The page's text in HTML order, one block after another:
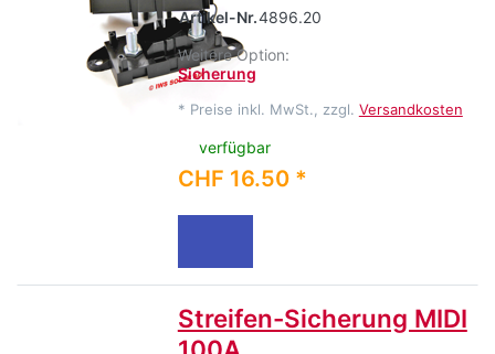
Artikel-Nr.4896.20
Weitere Option:
Sicherung
* Preise inkl. MwSt., zzgl. Versandkosten
verfügbar
CHF 16.50 *
Streifen-Sicherung MIDI